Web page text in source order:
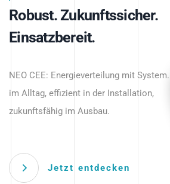
Intelligente
beginnt
Robust. Zukunftssicher.
Einsatzbereit.
NEO CEE: Energieverteilung mit
im Alltag, effizient in der Installation,
zukunftsfähig im Ausbau.
Jetzt entdecken
Intelligenz trifft Energie.
Anwendungen – robust, IP-geschützt und
zukunftsfähig.